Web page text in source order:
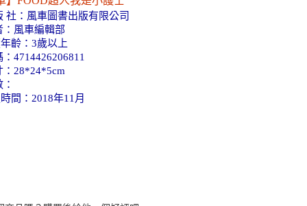
社：風車圖書出版有限公司
：風車編輯部
齡：3歲以上
：4714426206811
：28*24*5cm
間：2018年11月